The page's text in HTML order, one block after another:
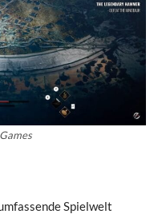
Spielwelt